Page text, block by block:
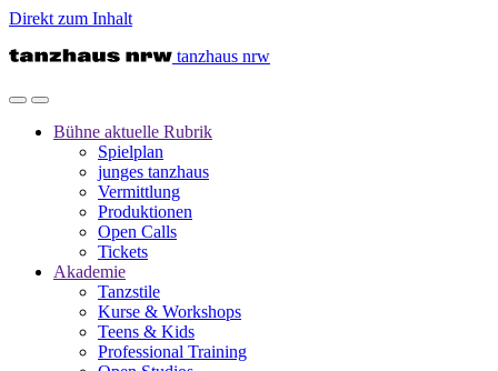
Direkt zum Inhalt
tanzhaus nrw
Bühne aktuelle Rubrik
Spielplan
junges tanzhaus
Vermittlung
Produktionen
Open Calls
Tickets
Akademie
Tanzstile
Kurse & Workshops
Teens & Kids
Professional Training